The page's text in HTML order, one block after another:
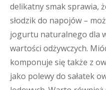
delikatny smak sprawia,
słodzik do napojów –
jogurtu naturalnego dla
wartości odżywczych.
komponuje się także z
jako polewy do sałatek